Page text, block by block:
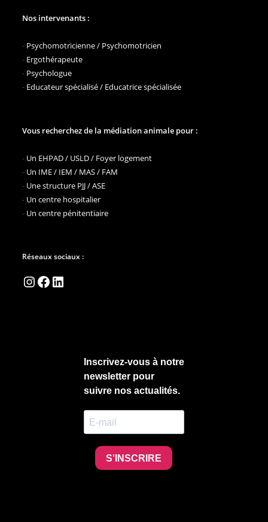
Nos intervenants :
- Psychomotricienne / Psychomotricien
- Ergothérapeute
- Psychologue
- Educateur spécialisé / Educatrice spécialisée
Vous recherchez de la médiation animale pour :
- Un EHPAD / USLD / Foyer logement
- Un IME / IEM / MAS / FAM
- Une structure PJJ / ASE
- Un centre hospitalier
- Un centre pénitentiaire
Réseaux sociaux :
Instagram
Facebook
LinkedIn